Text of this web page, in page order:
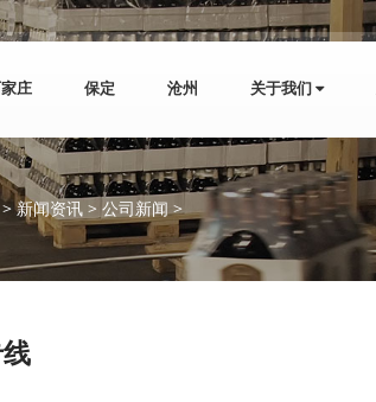
庄 保定 沧州 关于我们
>新闻资讯 > 公司新闻>